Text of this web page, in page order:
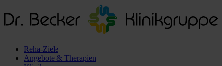
Reha-Ziele
Angebote & Therapien